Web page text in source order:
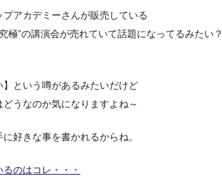
アカデミーさんが販売している
”の講演会が売れていて話題になってるみたい？
】という噂があるみたいだけど
うなのか気になりますよね～
好きな事を書かれるからね。
のはコレ・・・